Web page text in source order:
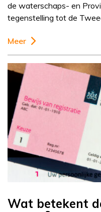
de waterschaps- en
tegenstelling tot de
Meer
Wat betekent